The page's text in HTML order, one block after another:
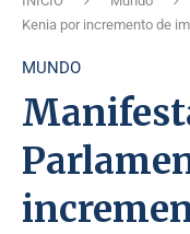
Kenia por incremento de
MUNDO